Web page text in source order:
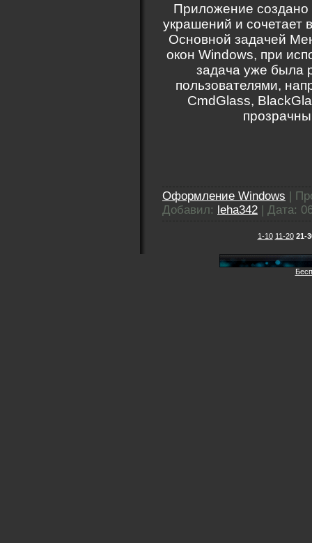
Приложение создано
украшений и сочетает
Основной задачей
окон Windows, при
задача уже была
пользователями,
CmdGlass,
Оформление Windows |
Добавил: leha342 | Дата:
1-10 11-20 21-